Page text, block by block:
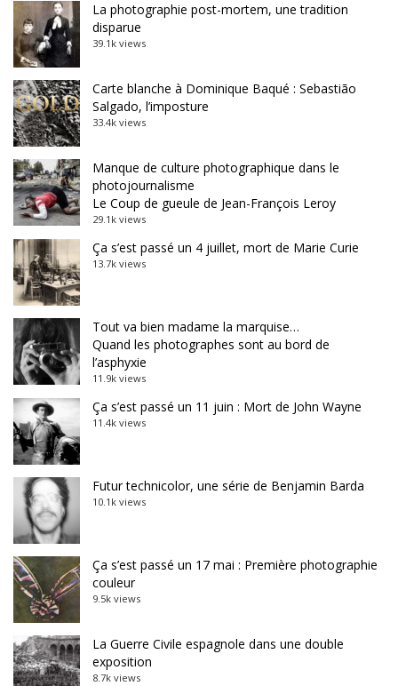
La photographie post-mortem, une tradition
disparue
39.1k views
Carte blanche à Dominique Baqué : Sebastião
Salgado, l’imposture
33.4k views
Manque de culture photographique dans le
photojournalisme
Le Coup de gueule de Jean-François Leroy
29.1k views
Ça s’est passé un 4 juillet, mort de Marie Curie
13.7k views
Tout va bien madame la marquise…
Quand les photographes sont au bord de
l’asphyxie
11.9k views
Ça s’est passé un 11 juin : Mort de John Wayne
11.4k views
Futur technicolor, une série de Benjamin Barda
10.1k views
Ça s’est passé un 17 mai : Première photographie
couleur
9.5k views
La Guerre Civile espagnole dans une double
exposition
8.7k views